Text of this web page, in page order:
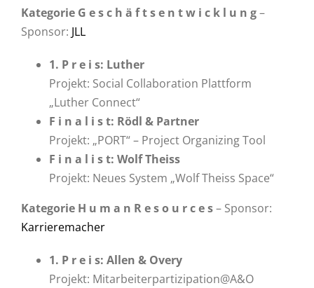
Kategorie G e s c h ä f t s e n t w i c k l u n g–
Sponsor: JLL
1. P r e i s: Luther
Projekt: Social Collaboration Plattform
„Luther Connect“
F i n a l i s t: Rödl & Partner
Projekt: „PORT“ – Project Organizing Tool
F i n a l i s t: Wolf Theiss
Projekt: Neues System „Wolf Theiss Space“
Kategorie H u m a n R e s o u r c e s– Sponsor:
Karrieremacher
1. P r e i s: Allen & Overy
Projekt: Mitarbeiterpartizipation@A&O